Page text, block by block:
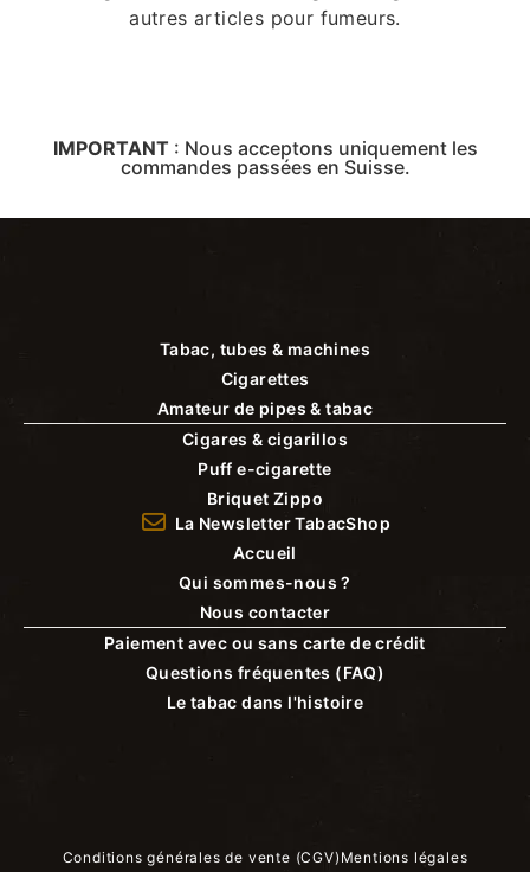
autres articles pour fumeurs.
IMPORTANT : Nous acceptons uniquement les
commandes passées en Suisse.
Tabac, tubes & machines
Cigarettes
Amateur de pipes & tabac
Cigares & cigarillos
Puff e-cigarette
Briquet Zippo
La Newsletter TabacShop
Accueil
Qui sommes-nous ?
Nous contacter
Paiement avec ou sans carte de crédit
Questions fréquentes (FAQ)
Le tabac dans l'histoire
Conditions générales de vente (CGV) Mentions légales